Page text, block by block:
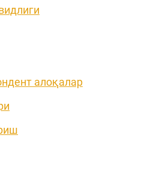
алоқалар